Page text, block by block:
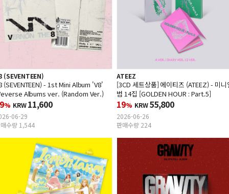
(SEVENTEEN)
(SEVENTEEN) - 1st Mini Album 'V8'
Albums ver. (Random Ver.)
% KRW11,600
06-29
수량 1,544
ATEEZ
[3CD 세트상품] 에이티즈 (ATEEZ) - 미니
범 14집 [GOLDEN HOUR : Part.5]
19% KRW55,800
2026-06-26
판매수량 224